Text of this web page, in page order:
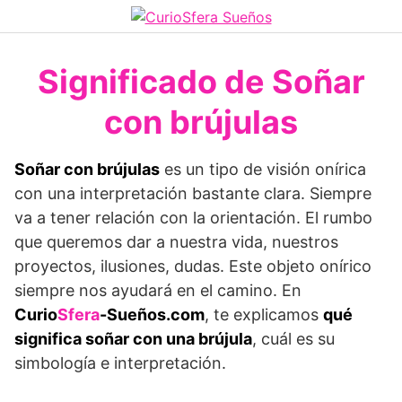
al
Significado de Soñar
con brújulas
Soñar con brújulas es un tipo de visión onírica
con una interpretación bastante clara. Siempre
va a tener relación con la orientación. El rumbo
que queremos dar a nuestra vida, nuestros
proyectos, ilusiones, dudas. Este objeto onírico
siempre nos ayudará en el camino. En
CurioSfera-Sueños.com, te explicamos qué
significa soñar con una brújula, cuál es su
simbología e interpretación.